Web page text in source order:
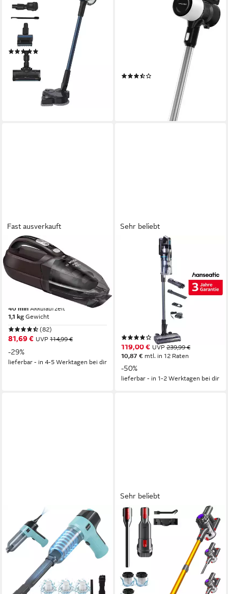
011
240 W
Größe Staubbehälter
99,99 € 329,00 €
-70%
lieferbar - in 4-5 Werktagen bei dir
Stielstaubsauger VCP 4130,
45min Akkulaufzeit, 2
Größe Staubbehälter
229,00 €
lieferbar - in 1-2 Werktagen bei dir
Fast ausverkauft
BOSCH
Akku-Handstaubsauger
BHN16L 16Vmax, hohe
Saugkraft, lange Laufzeit,
flexible Reinigung
40 min Akkulaufzeit
1,1 kg Gewicht
(82)
81,69 € UVP 114,99 €
-29%
lieferbar - in 4-5 Werktagen bei dir
Sehr beliebt
Akku-Stielstaubsauger
HVS165DBMC Akku
Staubsauger, LED
Multifunktionsanzeige
Leistung
Größe Staubbehälter
HEPA 12, Motorschutzfilter
(178)
119,00 € UVP 239,99 €
10,87 € mtl. in 12 Raten
-50%
lieferbar - in 1-2 Werktagen bei dir
Akku-Handstaubsauger 3 in 1
Auto-Staubsauger,9000pa
USB aufladbar Tragbar Mini
Staubsauger
120 W Leistung
Waschbarer Filter Filtersystem
Sehr beliebt
VACTECHPRO
Akku-Hand-und
Stielstaubsauger
Akkustaubsauger
450W/35kPa/35Min
450 W Leistung
35 min Akkulaufzeit